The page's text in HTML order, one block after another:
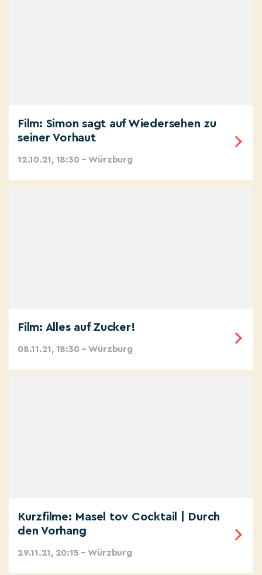
Film: Simon sagt auf Wiedersehen zu
seiner Vorhaut
12.10.21, 18:30 – Würzburg
Film: Alles auf Zucker!
08.11.21, 18:30 – Würzburg
Kurzfilme: Masel tov Cocktail | Durch
den Vorhang
29.11.21, 20:15 – Würzburg